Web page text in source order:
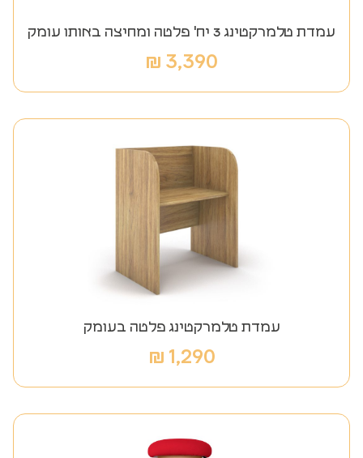
עמדת טלמרקטינג 3 יח' פלטה ומחיצה באותו עומק
3,390
₪
עמדת טלמרקטינג פלטה בעומק
1,290
₪